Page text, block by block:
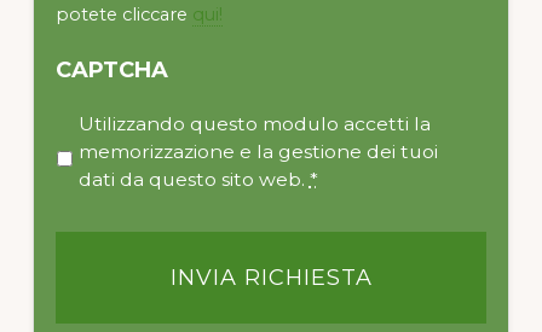
potete cliccare qui!
CAPTCHA
r
a
*
Utilizzando questo modulo accetti la
memorizzazione e la gestione dei tuoi
dati da questo sito web. *